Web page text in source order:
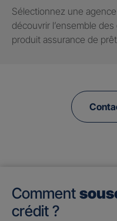
Sélectionnez une
découvrir l’ensemble
produit assurance de
Comment
crédit ?